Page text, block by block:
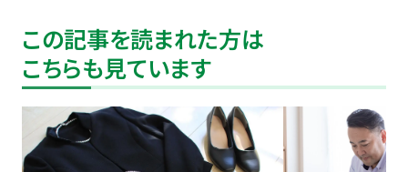
この記事を読まれた方は
こちらも見ています